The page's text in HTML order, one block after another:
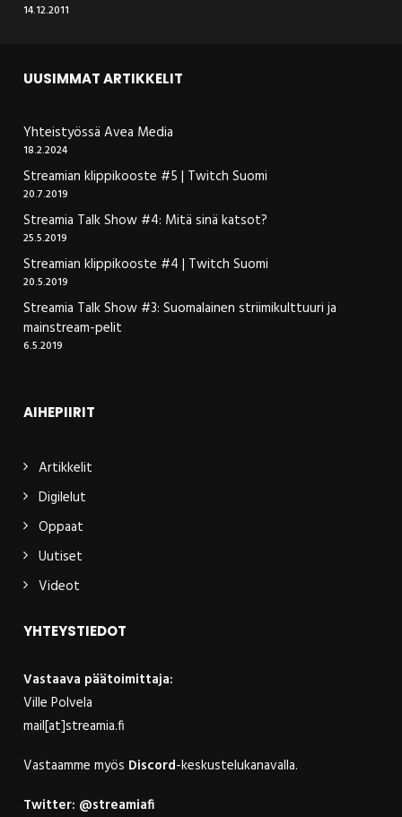
14.12.2011
UUSIMMAT ARTIKKELIT
Yhteistyössä Avea Media
18.2.2024
Streamian klippikooste #5 | Twitch Suomi
20.7.2019
Streamia Talk Show #4: Mitä sinä katsot?
25.5.2019
Streamian klippikooste #4 | Twitch Suomi
20.5.2019
Streamia Talk Show #3: Suomalainen striimikulttuuri ja
mainstream-pelit
6.5.2019
AIHEPIIRIT
Artikkelit
Digilelut
Oppaat
Uutiset
Videot
YHTEYSTIEDOT
Vastaava päätoimittaja:
Ville Polvela
mail[at]streamia.fi
Vastaamme myös Discord-keskustelukanavalla.
Twitter: @streamiafi